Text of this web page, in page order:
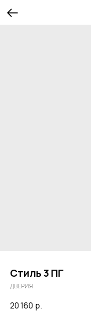
Стиль 3 ПГ
ДВЕРИЯ
20 160 р.